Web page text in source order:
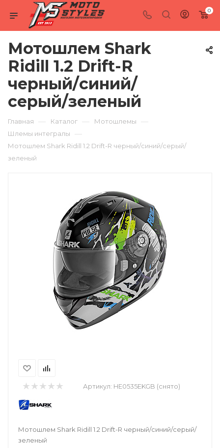
0
Мотошлем Shark
Ridill 1.2 Drift-R
черный/синий/
серый/зеленый
Главная — Каталог — Мотошлемы —
Шлемы интегралы —
Мотошлем Shark Ridill 1.2 Drift-R черный/синий/серый/
зеленый
Артикул: HE0535EKGB (снято)
Мотошлем Shark Ridill 1.2 Drift-R черный/синий/серый/
зеленый